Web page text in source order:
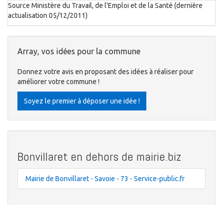
Source Ministère du Travail, de l'Emploi et de la Santé (dernière
actualisation 05/12/2011)
Array, vos idées pour la commune
Donnez votre avis en proposant des idées à réaliser pour
améliorer votre commune !
Soyez le premier à déposer une idée !
Bonvillaret en dehors de mairie.biz
Mairie de Bonvillaret - Savoie - 73 - Service-public.fr